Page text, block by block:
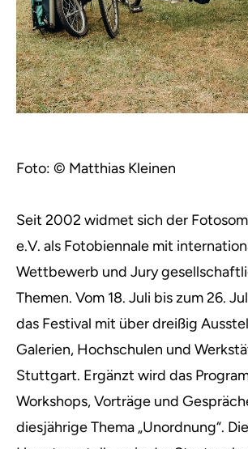
Foto: © Matthias Kleinen
Seit 2002 widmet sich der
e.V. als Fotobiennale mit
Wettbewerb und Jury
Themen. Vom 18. Juli bis zum 26.
das Festival mit über dreißig
Galerien, Hochschulen und
Stuttgart. Ergänzt wird das
Workshops, Vorträge und
diesjährige Thema „Unordnung“. Die